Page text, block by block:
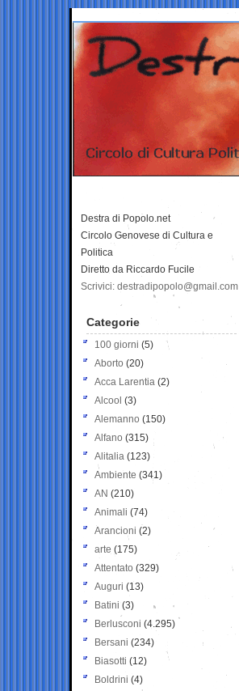
Destra di Popolo.net
Circolo Genovese di Cultura e
Politica
Diretto da Riccardo Fucile
Scrivici: destradipopolo@gmail.com
Categorie
100 giorni (5)
Aborto (20)
Acca Larentia (2)
Alcool (3)
Alemanno (150)
Alfano (315)
Alitalia (123)
Ambiente (341)
AN (210)
Animali (74)
Arancioni (2)
arte (175)
Attentato (329)
Auguri (13)
Batini (3)
Berlusconi (4.295)
Bersani (234)
Biasotti (12)
Boldrini (4)